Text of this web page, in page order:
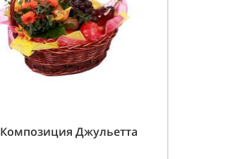
Композиция Джульетта